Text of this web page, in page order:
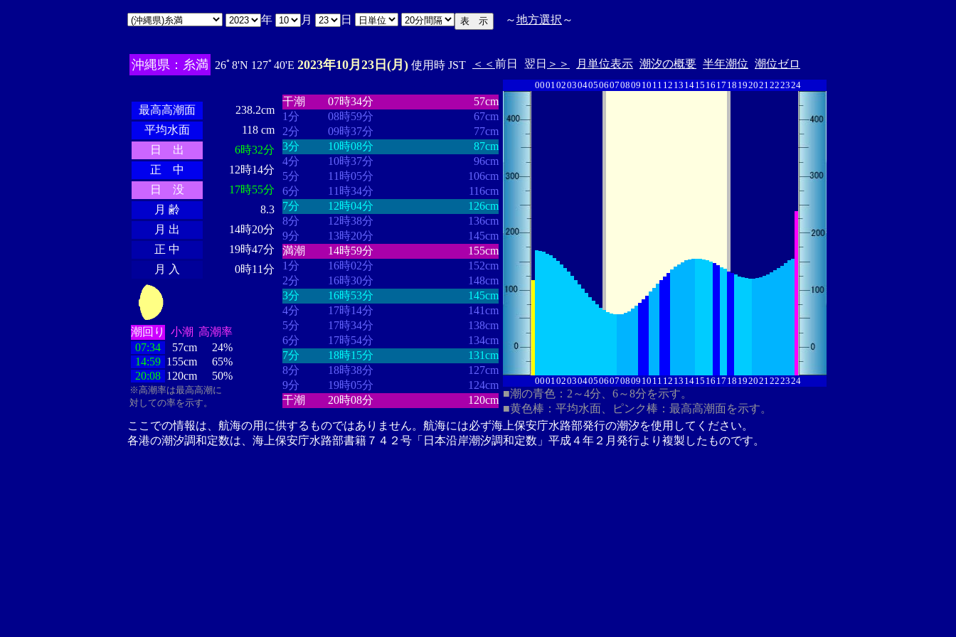
年 月 日 ～地方選択 ～
沖縄県：糸満 26ﾟ8'N 127ﾟ40'E 2023年10月23日(月) 使用時 JST ＜＜ 前日 翌日 ＞＞ 月単位表示 潮汐の概要 半年潮位 潮位ゼロ
最高高潮面
238.2cm
平均水面
118 cm
日 出
6時32分
正 中
12時14分
日 没
17時55分
月 齢
8.3
月 出
14時20分
正 中
19時47分
月 入
0時11分
潮回り 小潮 高潮率
07:34
57cm
24%
14:59 155cm
65%
20:08 120cm 50%
※高潮率は最高高潮に
対しての率を示す。
干潮
07時34分
57cm
1分
08時59分
67cm
2分
09時37分
77cm
3分
10時08分
87cm
4分
10時37分
96cm
5分
11時05分
106cm
6分
11時34分
116cm
7分
12時04分
126cm
8分
12時38分
136cm
9分
13時20分
145cm
満潮
14時59分
155cm
1分
16時02分
152cm
2分
16時30分
148cm
3分
16時53分
145cm
4分
17時14分
141cm
5分
17時34分
138cm
6分
17時54分
134cm
7分
18時15分
131cm
8分
18時38分
127cm
9分
19時05分
124cm
干潮
20時08分 120cm
00010203040506070809 10 11 12 13 1415 16 17 18 192021222324
00010203040506070809 10 11 12 13 1415 16 17 18 192021222324
■潮の青色：2～4分、6～8分を示す。
■黄色棒：平均水面、ピンク棒：最高高潮面を示す。
ここでの情報は、航海の用に供するものではありません。航海には必ず海上保安庁水路部発行の潮汐を使用してください。
各港の潮汐調和定数は、海上保安庁水路部書籍７４２号「日本沿岸潮汐調和定数」平成４年２月発行より複製したものです。